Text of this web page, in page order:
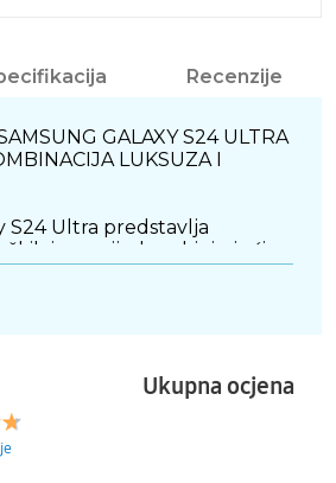
Recenzije
GALAXY S24 ULTRA
LUKSUZA I
S24 Ultra predstavlja
inovacija, kombinirajući
Idealan za korisnike koji
kreativnost ili zabavu,
pruža izvanredno iskustvo
Ukupna ocjena